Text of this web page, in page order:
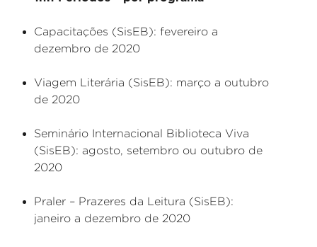
Capacitações (SisEB): fevereiro a
dezembro de 2020
Viagem Literária (SisEB): março a outubro
de 2020
Seminário Internacional Biblioteca Viva
(SisEB): agosto, setembro ou outubro de
2020
Praler – Prazeres da Leitura (SisEB):
janeiro a dezembro de 2020